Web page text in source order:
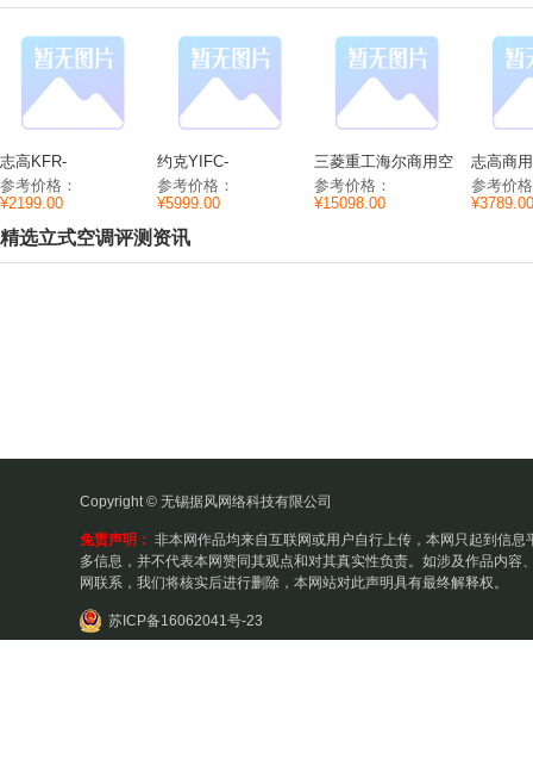
志高KFR-
35GW/C96+N3壁挂
式空调参数功率/噪
参考价格：
¥2199.00
约克YIFC-
260BⅢ/3CA商用空调
参数功率/尺寸/噪音
参考价格：
¥5999.00
三菱重工海尔商用空
调
RFD13WG/RFC13WG
参考价格：
¥15098.00
志高商
音/尺寸/
参考价
¥3789.00
精选立式空调评测资讯
Copyright © 无锡据风网络科技有限公司
免责声明： 非本网作品均来自互联网或用户自行上传，本网只起到信息
多信息，并不代表本网赞同其观点和对其真实性负责。如涉及作品内容
网联系，我们将核实后进行删除，本网站对此声明具有最终解释权。
苏ICP备16062041号-23